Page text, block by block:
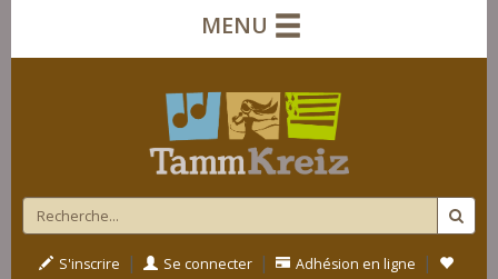
MENU
S'inscrire | Se connecter | Adhésion en ligne |